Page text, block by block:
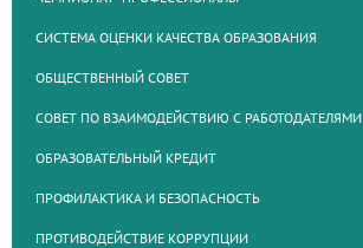
СИСТЕМА ОЦЕНКИ КАЧЕСТВА ОБРАЗОВАНИЯ
ОБЩЕСТВЕННЫЙ СОВЕТ
СОВЕТ ПО ВЗАИМОДЕЙСТВИЮ С РАБОТОДАТЕЛЯМИ
ОБРАЗОВАТЕЛЬНЫЙ КРЕДИТ
ПРОФИЛАКТИКА И БЕЗОПАСНОСТЬ
ПРОТИВОДЕЙСТВИЕ КОРРУПЦИИ